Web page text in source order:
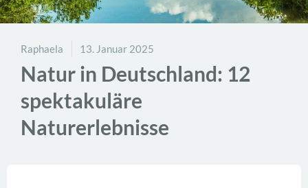
Raphaela 13. Januar 2025
Natur in Deutschland: 12
spektakuläre
Naturerlebnisse